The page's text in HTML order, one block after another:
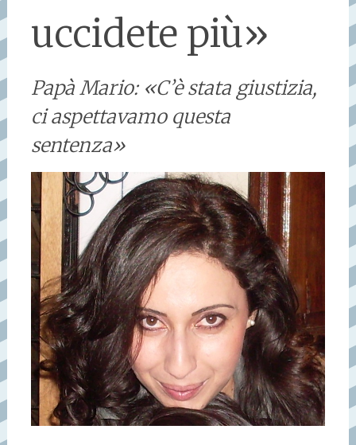
uccidete più»
Papà Mario: «C’è stata giustizia,
ci aspettavamo questa
sentenza»